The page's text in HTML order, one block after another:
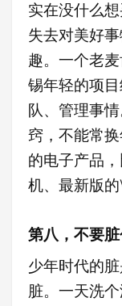
实在没什么
失去对美好
趣。一个老
锡年轻的项
队、管理事
窍，不能常
的电子产品
机、最新版的
第八，不要脏
少年时代的
脏。一天洗